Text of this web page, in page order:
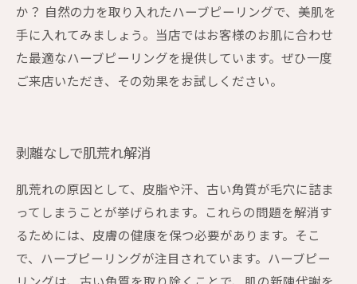
か？ 自然の力を取り入れたハーブピーリングで、美肌を
手に入れてみましょう。当店ではお客様のお肌に合わせ
た最適なハーブピーリングを提供しています。ぜひ一度
ご来店いただき、その効果をお試しください。
剥離なしで肌荒れ解消
肌荒れの原因として、皮脂や汗、古い角質が毛穴に詰ま
ってしまうことが挙げられます。これらの問題を解消す
るためには、皮膚の健康を保つ必要があります。そこ
で、ハーブピーリングが注目されています。ハーブピー